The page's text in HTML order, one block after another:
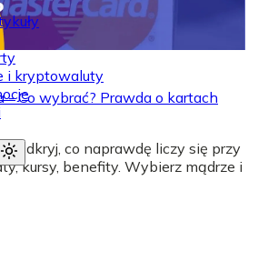
i kryptowaluty
- Co wybrać? Prawda o kartach
Odkryj, co naprawdę liczy się przy
kursy, benefity. Wybierz mądrze i